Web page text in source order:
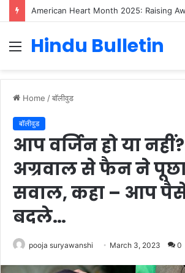
Menu
Hindu Bulletin
Home /बॉलीवुड
बॉलीवुड
आप वर्जिन हो या नहीं?
अग्रवाल से फैन ने
सवाल, कहा – आप
बदले…
pooja suryawanshi March 3, 2023 0